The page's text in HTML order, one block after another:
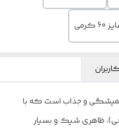
60 کرمی
و جذاب است که با
ظاهری شیک و بسیار